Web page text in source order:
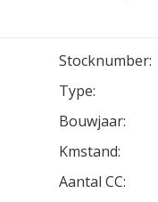
Stocknumber:
Type:
Bouwjaar:
Kmstand:
Aantal CC: